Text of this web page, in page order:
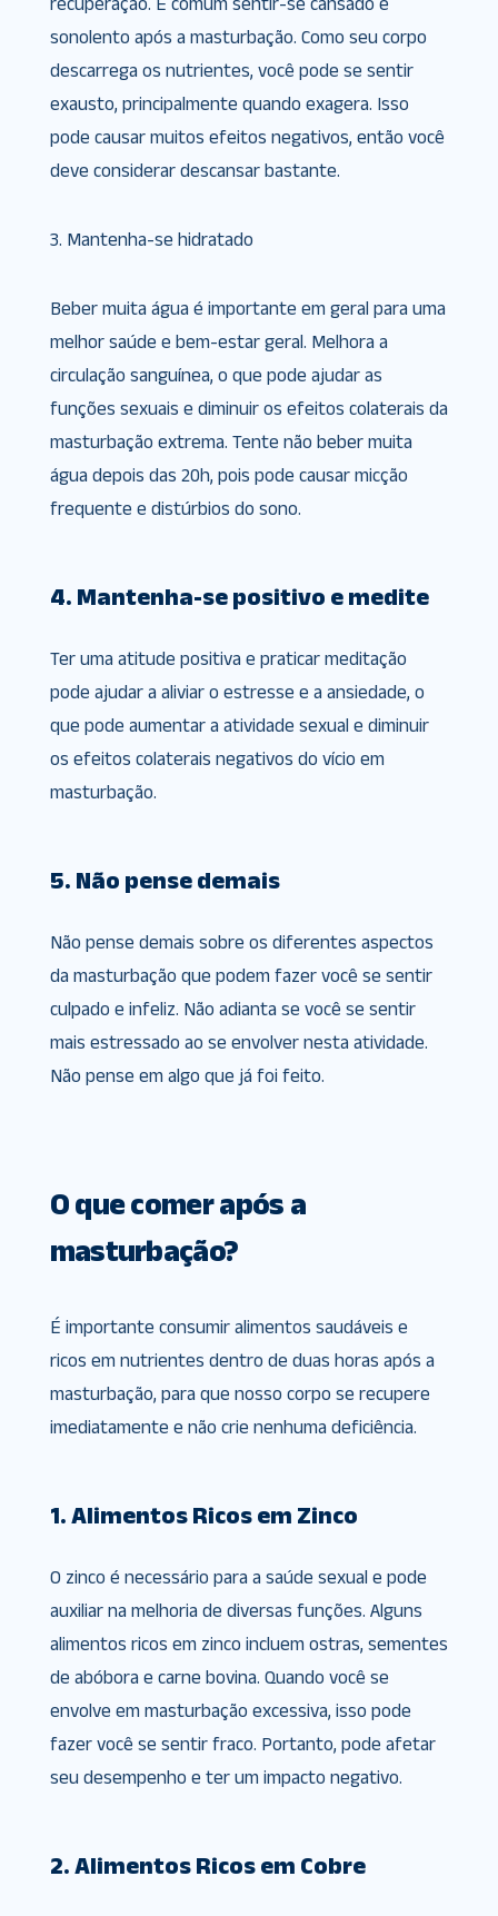
sonolento após a masturbação. Como seu corpo
descarrega os nutrientes, você pode se sentir
exausto, principalmente quando exagera. Isso
pode causar muitos efeitos negativos, então você
deve considerar descansar bastante.
3. Mantenha-se hidratado
Beber muita água é importante em geral para uma
melhor saúde e bem-estar geral. Melhora a
circulação sanguínea, o que pode ajudar as
funções sexuais e diminuir os efeitos colaterais da
masturbação extrema. Tente não beber muita
água depois das 20h, pois pode causar micção
frequente e distúrbios do sono.
4. Mantenha-se positivo e medite
Ter uma atitude positiva e praticar meditação
pode ajudar a aliviar o estresse e a ansiedade, o
que pode aumentar a atividade sexual e diminuir
os efeitos colaterais negativos do vício em
masturbação.
5. Não pense demais
Não pense demais sobre os diferentes aspectos
da masturbação que podem fazer você se sentir
culpado e infeliz. Não adianta se você se sentir
mais estressado ao se envolver nesta atividade.
Não pense em algo que já foi feito.
O que comer após a
masturbação?
É importante consumir alimentos saudáveis e
ricos em nutrientes dentro de duas horas após a
masturbação, para que nosso corpo se recupere
imediatamente e não crie nenhuma deficiência.
1. Alimentos Ricos em Zinco
O zinco é necessário para a saúde sexual e pode
auxiliar na melhoria de diversas funções. Alguns
alimentos ricos em zinco incluem ostras, sementes
de abóbora e carne bovina. Quando você se
envolve em masturbação excessiva, isso pode
fazer você se sentir fraco. Portanto, pode afetar
seu desempenho e ter um impacto negativo.
2. Alimentos Ricos em Cobre